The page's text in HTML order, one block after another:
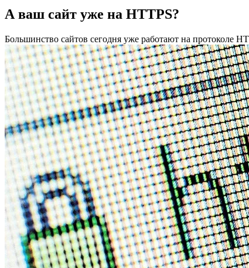
А ваш сайт уже на HTTPS?
Большинство сайтов сегодня уже работают на протоколе